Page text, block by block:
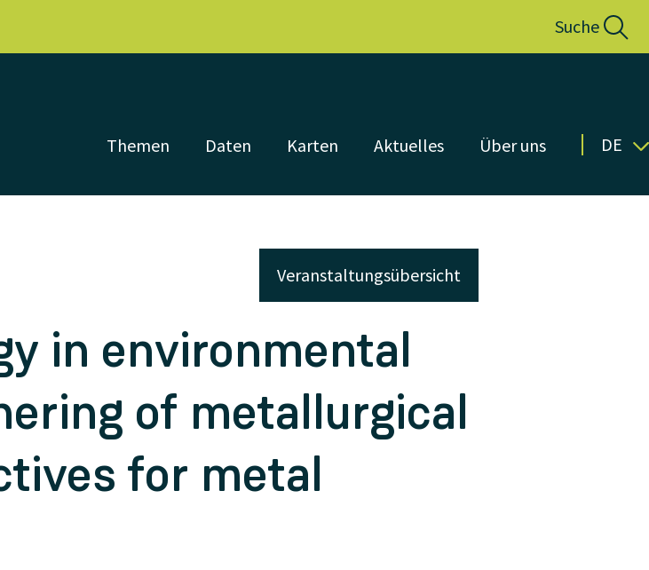
Suche
Themen Daten Karten Aktuelles Über uns DE
Veranstaltungsübersicht
in environmental
of metallurgical
for metal